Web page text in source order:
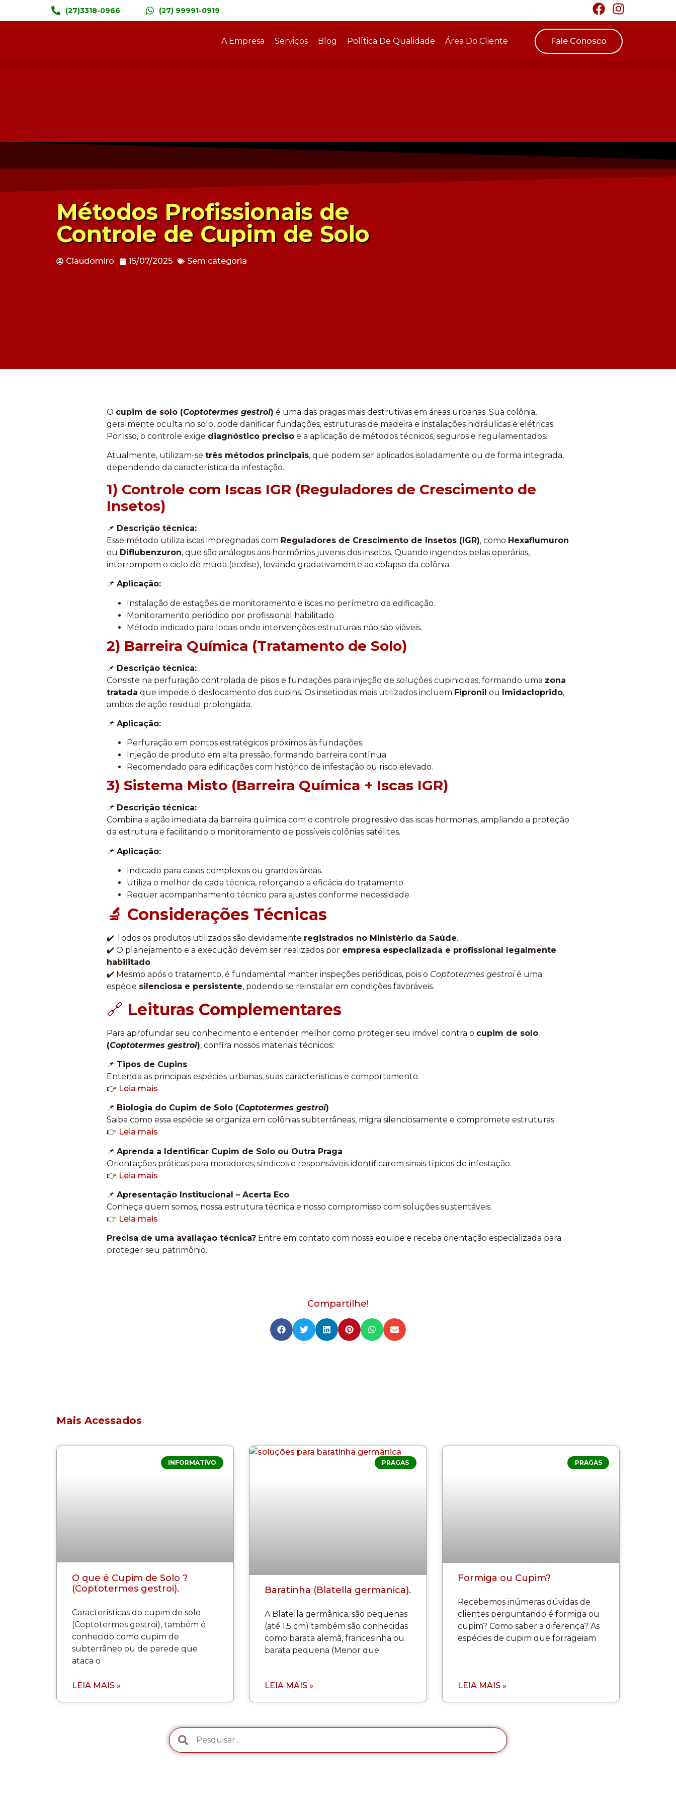
(27)3318-0966 (27) 99991-0919
A Empresa Serviços Blog Política De Qualidade Área Do Cliente Fale Conosco
Métodos Profissionais de
Controle de Cupim de Solo
Claudomiro 15/07/2025 Sem categoria
O cupim de solo (Coptotermes gestroi) é uma das pragas mais destrutivas em áreas urbanas. Sua colônia,
geralmente oculta no solo, pode danificar fundações, estruturas de madeira e instalações hidráulicas e elétricas.
Por isso, o controle exige diagnóstico precisoe a aplicação de métodos técnicos, seguros e regulamentados.
Atualmente, utilizam-se três métodos principais, que podem ser aplicados isoladamente ou de forma integrada,
dependendo da característica da infestação.
1) Controle com Iscas IGR (Reguladores de Crescimento de
Insetos)
📌 Descrição técnica:
Esse método utiliza iscas impregnadas com Reguladores de Crescimento de Insetos (IGR), como Hexaflumuron
ou Diflubenzuron, que são análogos aos hormônios juvenis dos insetos. Quando ingeridos pelas operárias,
interrompem o ciclo de muda (ecdise), levando gradativamente ao colapso da colônia.
📌 Aplicação:
Instalação de estações de monitoramento e iscas no perímetro da edificação.
Monitoramento periódico por profissional habilitado.
Método indicado para locais onde intervenções estruturais não são viáveis.
2) Barreira Química (Tratamento de Solo)
📌 Descrição técnica:
Consiste na perfuração controlada de pisos e fundações para injeção de soluções cupinicidas, formando uma zona
tratada que impede o deslocamento dos cupins. Os inseticidas mais utilizados incluem Fipronil ou Imidacloprido,
ambos de ação residual prolongada.
📌 Aplicação:
Perfuração em pontos estratégicos próximos às fundações.
Injeção de produto em alta pressão, formando barreira contínua.
Recomendado para edificações com histórico de infestação ou risco elevado.
3) Sistema Misto (Barreira Química + Iscas IGR)
📌 Descrição técnica:
Combina a ação imediata da barreira química com o controle progressivo das iscas hormonais, ampliando a proteção
da estrutura e facilitando o monitoramento de possíveis colônias satélites.
📌 Aplicação:
Indicado para casos complexos ou grandes áreas.
Utiliza o melhor de cada técnica, reforçando a eficácia do tratamento.
Requer acompanhamento técnico para ajustes conforme necessidade.
🔬 Considerações Técnicas
✔️ Todos os produtos utilizados são devidamente registrados no Ministério da Saúde.
✔️ O planejamento e a execução devem ser realizados por empresa especializada e profissional legalmente
habilitado.
✔️ Mesmo após o tratamento, é fundamental manter inspeções periódicas, pois o Coptotermes gestroié uma
espécie silenciosa e persistente, podendo se reinstalar em condições favoráveis.
🔗 Leituras Complementares
Para aprofundar seu conhecimento e entender melhor como proteger seu imóvel contra o cupim de solo
(Coptotermes gestroi), confira nossos materiais técnicos:
📌 Tipos de Cupins
Entenda as principais espécies urbanas, suas características e comportamento.
👉 Leia mais
📌 Biologia do Cupim de Solo (Coptotermes gestroi)
Saiba como essa espécie se organiza em colônias subterrâneas, migra silenciosamente e compromete estruturas.
👉 Leia mais
📌 Aprenda a Identificar Cupim de Solo ou Outra Praga
Orientações práticas para moradores, síndicos e responsáveis identificarem sinais típicos de infestação.
👉 Leia mais
📌 Apresentação Institucional – Acerta Eco
Conheça quem somos, nossa estrutura técnica e nosso compromisso com soluções sustentáveis.
👉 Leia mais
Precisa de uma avaliação técnica?Entre em contato com nossa equipe e receba orientação especializada para
proteger seu patrimônio.
Compartilhe!
Mais Acessados
INFORMATIVO
O que é Cupim de Solo ?
(Coptotermes gestroi).
Características do cupim de solo
(Coptotermes gestroi), também é
conhecido como cupim de
subterrâneo ou de parede que
ataca o
LEIA MAIS »
PRAGAS
Baratinha (Blatella germanica).
A Blatella germânica, são pequenas
(até 1,5 cm) também são conhecidas
como barata alemã, francesinha ou
barata pequena (Menor que
LEIA MAIS »
PRAGAS
Formiga ou Cupim?
Recebemos inúmeras dúvidas de
clientes perguntando é formiga ou
cupim? Como saber a diferença? As
espécies de cupim que forrageiam
LEIA MAIS »